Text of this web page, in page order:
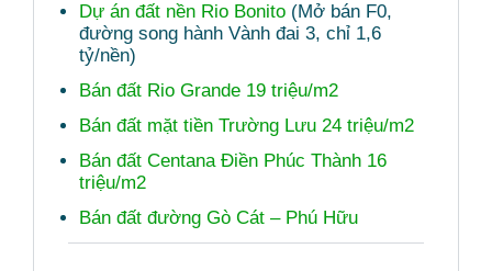
Dự án đất nền Rio Bonito(Mở bán F0,
đường song hành Vành đai 3, chỉ 1,6
tỷ/nền)
Bán đất Rio Grande 19 triệu/m2
Bán đất mặt tiền Trường Lưu 24 triệu/m2
Bán đất Centana Điền Phúc Thành 16
triệu/m2
Bán đất đường Gò Cát – Phú Hữu